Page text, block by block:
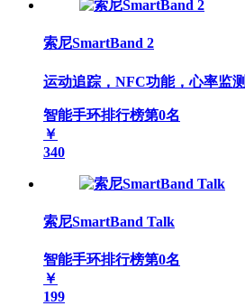
索尼SmartBand 2
运动追踪，NFC功能，心率监测
智能手环排行榜第0名
￥
340
索尼SmartBand Talk
智能手环排行榜第0名
￥
199